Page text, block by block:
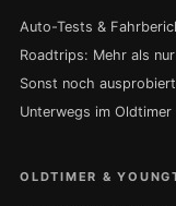
Auto-Tests &
Roadtrips: Mehr als
Sonst noch ausprobiert
Unterwegs im
OLDTIMER &